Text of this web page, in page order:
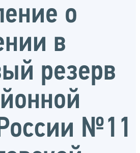
о
в
резерв
№11